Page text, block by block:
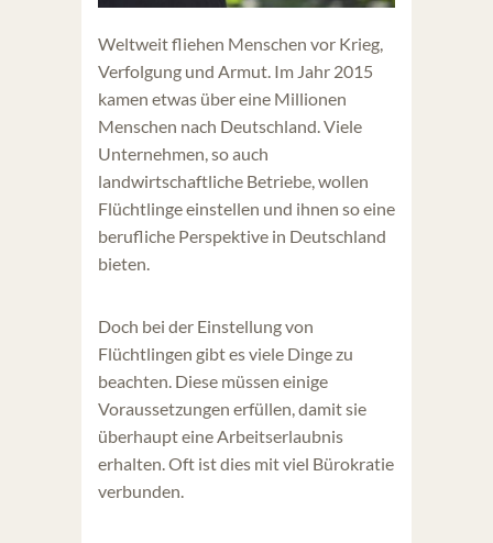
Weltweit fliehen Menschen vor Krieg,
Verfolgung und Armut. Im Jahr 2015
kamen etwas über eine Millionen
Menschen nach Deutschland. Viele
Unternehmen, so auch
landwirtschaftliche Betriebe, wollen
Flüchtlinge einstellen und ihnen so eine
berufliche Perspektive in Deutschland
bieten.
Doch bei der Einstellung von
Flüchtlingen gibt es viele Dinge zu
beachten. Diese müssen einige
Voraussetzungen erfüllen, damit sie
überhaupt eine Arbeitserlaubnis
erhalten. Oft ist dies mit viel Bürokratie
verbunden.